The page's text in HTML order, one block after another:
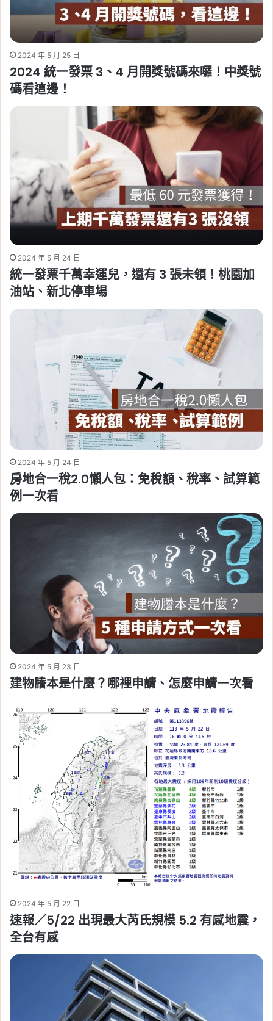
2024 年 5 月 25 日
2024 統一發票 3、4 月開獎號碼來囉！中獎號
碼看這邊！
2024 年 5 月 24 日
統一發票千萬幸運兒，還有 3 張未領！桃園加
油站、新北停車場
2024 年 5 月 24 日
房地合一稅2.0懶人包：免稅額、稅率、試算範
例一次看
2024 年 5 月 23 日
建物謄本是什麼？哪裡申請、怎麼申請一次看
2024 年 5 月 22 日
速報／5/22 出現最大芮氏規模 5.2 有感地震，
全台有感